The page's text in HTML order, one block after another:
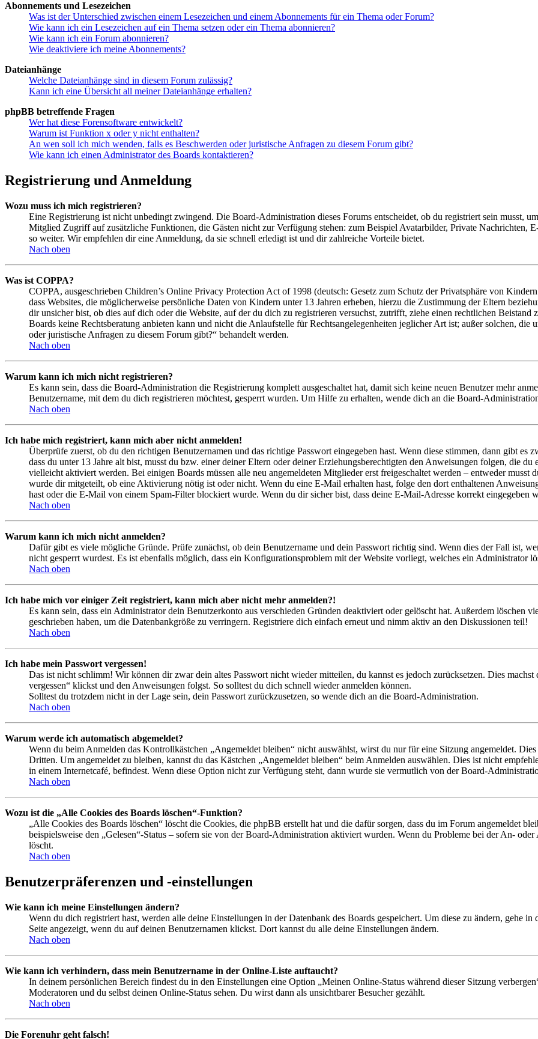
Abonnements und Lesezeichen
Was ist der Unterschied zwischen einem Lesezeichen und einem Abonnements für ein Thema oder Forum?
Wie kann ich ein Lesezeichen auf ein Thema setzen oder ein Thema abonnieren?
Wie kann ich ein Forum abonnieren?
Wie deaktiviere ich meine Abonnements?
Dateianhänge
Welche Dateianhänge sind in diesem Forum zulässig?
Kann ich eine Übersicht all meiner Dateianhänge erhalten?
phpBB betreffende Fragen
Wer hat diese Forensoftware entwickelt?
Warum ist Funktion x oder y nicht enthalten?
An wen soll ich mich wenden, falls es Beschwerden oder juristische Anfragen zu diesem Forum gibt?
Wie kann ich einen Administrator des Boards kontaktieren?
Registrierung und Anmeldung
Wozu muss ich mich registrieren?
Eine Registrierung ist nicht unbedingt zwingend. Die Board-Administration dieses Forums entscheidet, ob du registriert sein musst,
Mitglied Zugriff auf zusätzliche Funktionen, die Gästen nicht zur Verfügung stehen: zum Beispiel Avatarbilder, Private Nachrichten,
so weiter. Wir empfehlen dir eine Anmeldung, da sie schnell erledigt ist und dir zahlreiche Vorteile bietet.
Nach oben
Was ist COPPA?
COPPA, ausgeschrieben Children’s Online Privacy Protection Act of 1998 (deutsch: Gesetz zum Schutz der Privatsphäre von
dass Websites, die möglicherweise persönliche Daten von Kindern unter 13 Jahren erheben, hierzu die Zustimmung der Eltern
dir unsicher bist, ob dies auf dich oder die Website, auf der du dich zu registrieren versuchst, zutrifft, ziehe einen rechtlichen
Boards keine Rechtsberatung anbieten kann und nicht die Anlaufstelle für Rechtsangelegenheiten jeglicher Art ist; außer solchen,
oder juristische Anfragen zu diesem Forum gibt?“ behandelt werden.
Nach oben
Warum kann ich mich nicht registrieren?
Es kann sein, dass die Board-Administration die Registrierung komplett ausgeschaltet hat, damit sich keine neuen Benutzer mehr
Benutzername, mit dem du dich registrieren möchtest, gesperrt wurden. Um Hilfe zu erhalten, wende dich an die Board-
Nach oben
Ich habe mich registriert, kann mich aber nicht anmelden!
Überprüfe zuerst, ob du den richtigen Benutzernamen und das richtige Passwort eingegeben hast. Wenn diese stimmen, dann gibt es
dass du unter 13 Jahre alt bist, musst du bzw. einer deiner Eltern oder deiner Erziehungsberechtigten den Anweisungen folgen, die
vielleicht aktiviert werden. Bei einigen Boards müssen alle neu angemeldeten Mitglieder erst freigeschaltet werden – entweder musst
wurde dir mitgeteilt, ob eine Aktivierung nötig ist oder nicht. Wenn du eine E-Mail erhalten hast, folge den dort enthaltenen
hast oder die E-Mail von einem Spam-Filter blockiert wurde. Wenn du dir sicher bist, dass deine E-Mail-Adresse korrekt eingegeben
Nach oben
Warum kann ich mich nicht anmelden?
Dafür gibt es viele mögliche Gründe. Prüfe zunächst, ob dein Benutzername und dein Passwort richtig sind. Wenn dies der Fall ist,
nicht gesperrt wurdest. Es ist ebenfalls möglich, dass ein Konfigurationsproblem mit der Website vorliegt, welches ein Administrator
Nach oben
Ich habe mich vor einiger Zeit registriert, kann mich aber nicht mehr anmelden?!
Es kann sein, dass ein Administrator dein Benutzerkonto aus verschieden Gründen deaktiviert oder gelöscht hat. Außerdem löschen
geschrieben haben, um die Datenbankgröße zu verringern. Registriere dich einfach erneut und nimm aktiv an den Diskussionen teil!
Nach oben
Ich habe mein Passwort vergessen!
Das ist nicht schlimm! Wir können dir zwar dein altes Passwort nicht wieder mitteilen, du kannst es jedoch zurücksetzen. Dies
vergessen“ klickst und den Anweisungen folgst. So solltest du dich schnell wieder anmelden können.
Solltest du trotzdem nicht in der Lage sein, dein Passwort zurückzusetzen, so wende dich an die Board-Administration.
Nach oben
Warum werde ich automatisch abgemeldet?
Wenn du beim Anmelden das Kontrollkästchen „Angemeldet bleiben“ nicht auswählst, wirst du nur für eine Sitzung angemeldet.
Dritten. Um angemeldet zu bleiben, kannst du das Kästchen „Angemeldet bleiben“ beim Anmelden auswählen. Dies ist nicht
in einem Internetcafé, befindest. Wenn diese Option nicht zur Verfügung steht, dann wurde sie vermutlich von der Board-
Nach oben
Wozu ist die „Alle Cookies des Boards löschen“-Funktion?
„Alle Cookies des Boards löschen“ löscht die Cookies, die phpBB erstellt hat und die dafür sorgen, dass du im Forum angemeldet
beispielsweise den „Gelesen“-Status – sofern sie von der Board-Administration aktiviert wurden. Wenn du Probleme bei der An-
löscht.
Nach oben
Benutzerpräferenzen und -einstellungen
Wie kann ich meine Einstellungen ändern?
Wenn du dich registriert hast, werden alle deine Einstellungen in der Datenbank des Boards gespeichert. Um diese zu ändern, gehe
Seite angezeigt, wenn du auf deinen Benutzernamen klickst. Dort kannst du alle deine Einstellungen ändern.
Nach oben
Wie kann ich verhindern, dass mein Benutzername in der Online-Liste auftaucht?
In deinem persönlichen Bereich findest du in den Einstellungen eine Option „Meinen Online-Status während dieser Sitzung
Moderatoren und du selbst deinen Online-Status sehen. Du wirst dann als unsichtbarer Besucher gezählt.
Nach oben
Die Forenuhr geht falsch!